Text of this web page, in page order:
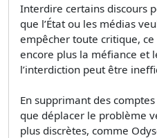
Interdire certains discours
que l’État ou les médias
empêcher toute critique,
encore plus la méfiance et
l’interdiction peut être
En supprimant des
que déplacer le problème
plus discrètes, comme